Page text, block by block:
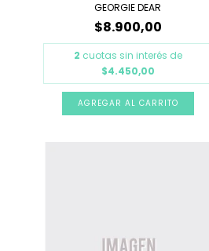
GEORGIE DEAR
$8.900,00
2 cuotas sin interés de
$4.450,00